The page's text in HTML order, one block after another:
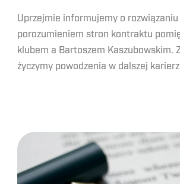
Uprzejmie informujemy o rozwiązaniu
porozumieniem stron kontraktu
klubem a Bartoszem Kaszubowskim.
życzymy powodzenia w dalszej